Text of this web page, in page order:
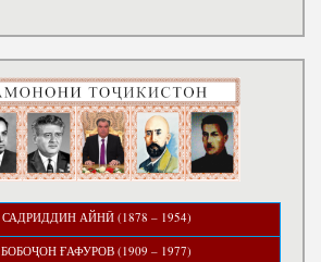
САДРИДДИН АЙНӢ (1878 – 1954)
БОБОҶОН ҒАФУРОВ (1909 – 1977)